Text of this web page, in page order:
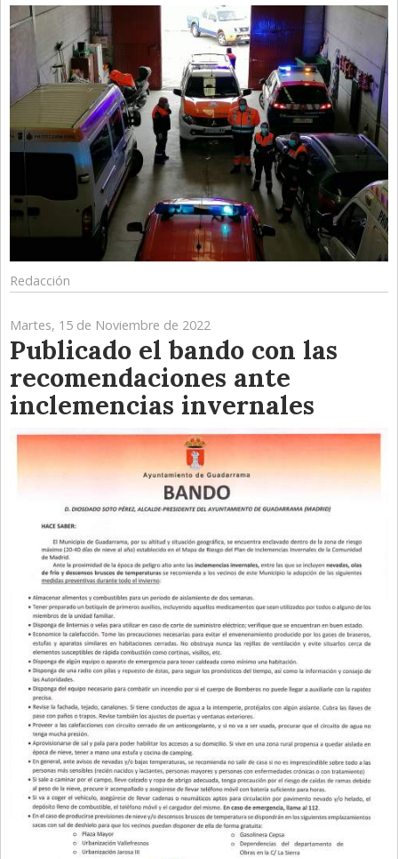
Redacción
Martes, 15 de Noviembre de 2022
Publicado el bando con las
recomendaciones ante
inclemencias invernales